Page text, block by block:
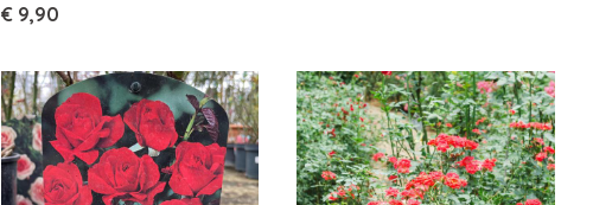
€ 9,90